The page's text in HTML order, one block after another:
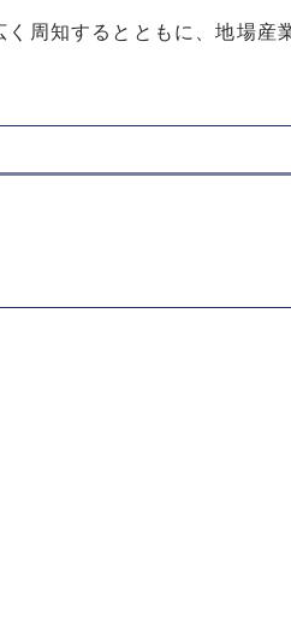
周知するとともに、地場産